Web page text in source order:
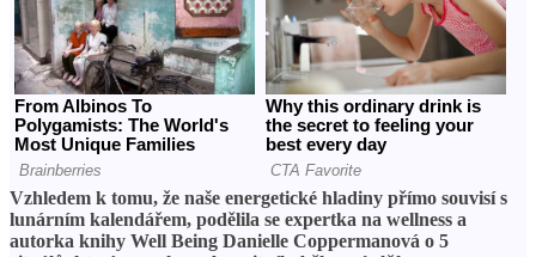
Vzhledem k tomu, že naše energetické hladiny přímo souvisí s
lunárním kalendářem, podělila se expertka na wellness a
autorka knihy Well Being Danielle Coppermanová o 5